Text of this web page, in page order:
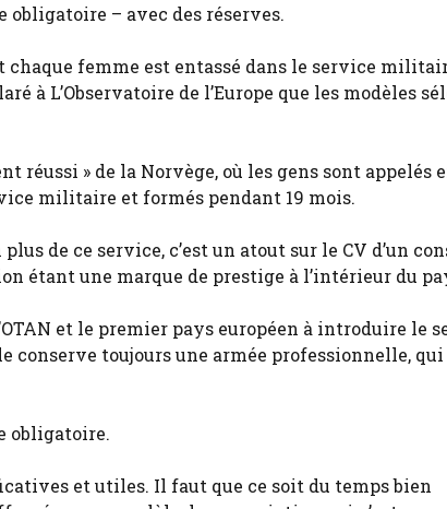
– avec des réserves.
chaque femme est entassé dans le service
à L’Observatoire de l’Europe que les modèles
réussi » de la Norvège, où les gens sont appelés
militaire et formés pendant 19 mois.
de ce service, c’est un atout sur le CV d’un
étant une marque de prestige à l’intérieur du
et le premier pays européen à introduire le
toujours une armée professionnelle, qui
obligatoire.
et utiles. Il faut que ce soit du temps bien